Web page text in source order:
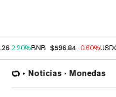
2.20%BNB $596.84 -0.60%
Noticias Monedas